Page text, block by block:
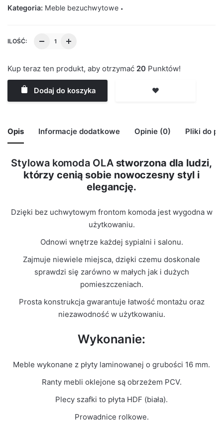
Kategoria: Meble bezuchwytowe
ILOŚĆ:
Kup teraz ten produkt, aby otrzymać 20 Punktów!
Dodaj do koszyka ❤️
Opis Informacje dodatkowe Opinie (0) Pliki do
Stylowa komoda OLAstworzona dla ludzi,
którzy cenią sobie nowoczesny styl i
elegancję.
Dzięki bez uchwytowym frontom komoda jest wygodna w
użytkowaniu.
Odnowi wnętrze każdej sypialni i salonu.
Zajmuje niewiele miejsca, dzięki czemu doskonale
sprawdzi się zarówno w małych jak i dużych
pomieszczeniach.
Prosta konstrukcja gwarantuje łatwość montażu oraz
niezawodność w użytkowaniu.
Wykonanie:
Meble wykonane z płyty laminowanej o grubości 16 mm.
Ranty mebli oklejone są obrzeżem PCV.
Plecy szafki to płyta HDF (biała).
Prowadnice rolkowe.
Waga 29 kg
Szary Mat
paczek
Rolkowe
🙁 Nie ma jeszcze opinii o tym produkcie..
Only logged in customers who have purchased this